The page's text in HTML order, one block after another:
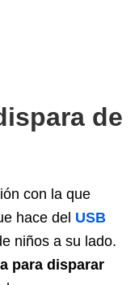
de
con la que
hace del USB
niños a su lado.
para disparar